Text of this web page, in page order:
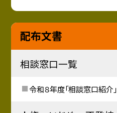
配布文書
相談窓口一覧
令和８年度「相談窓口紹介」